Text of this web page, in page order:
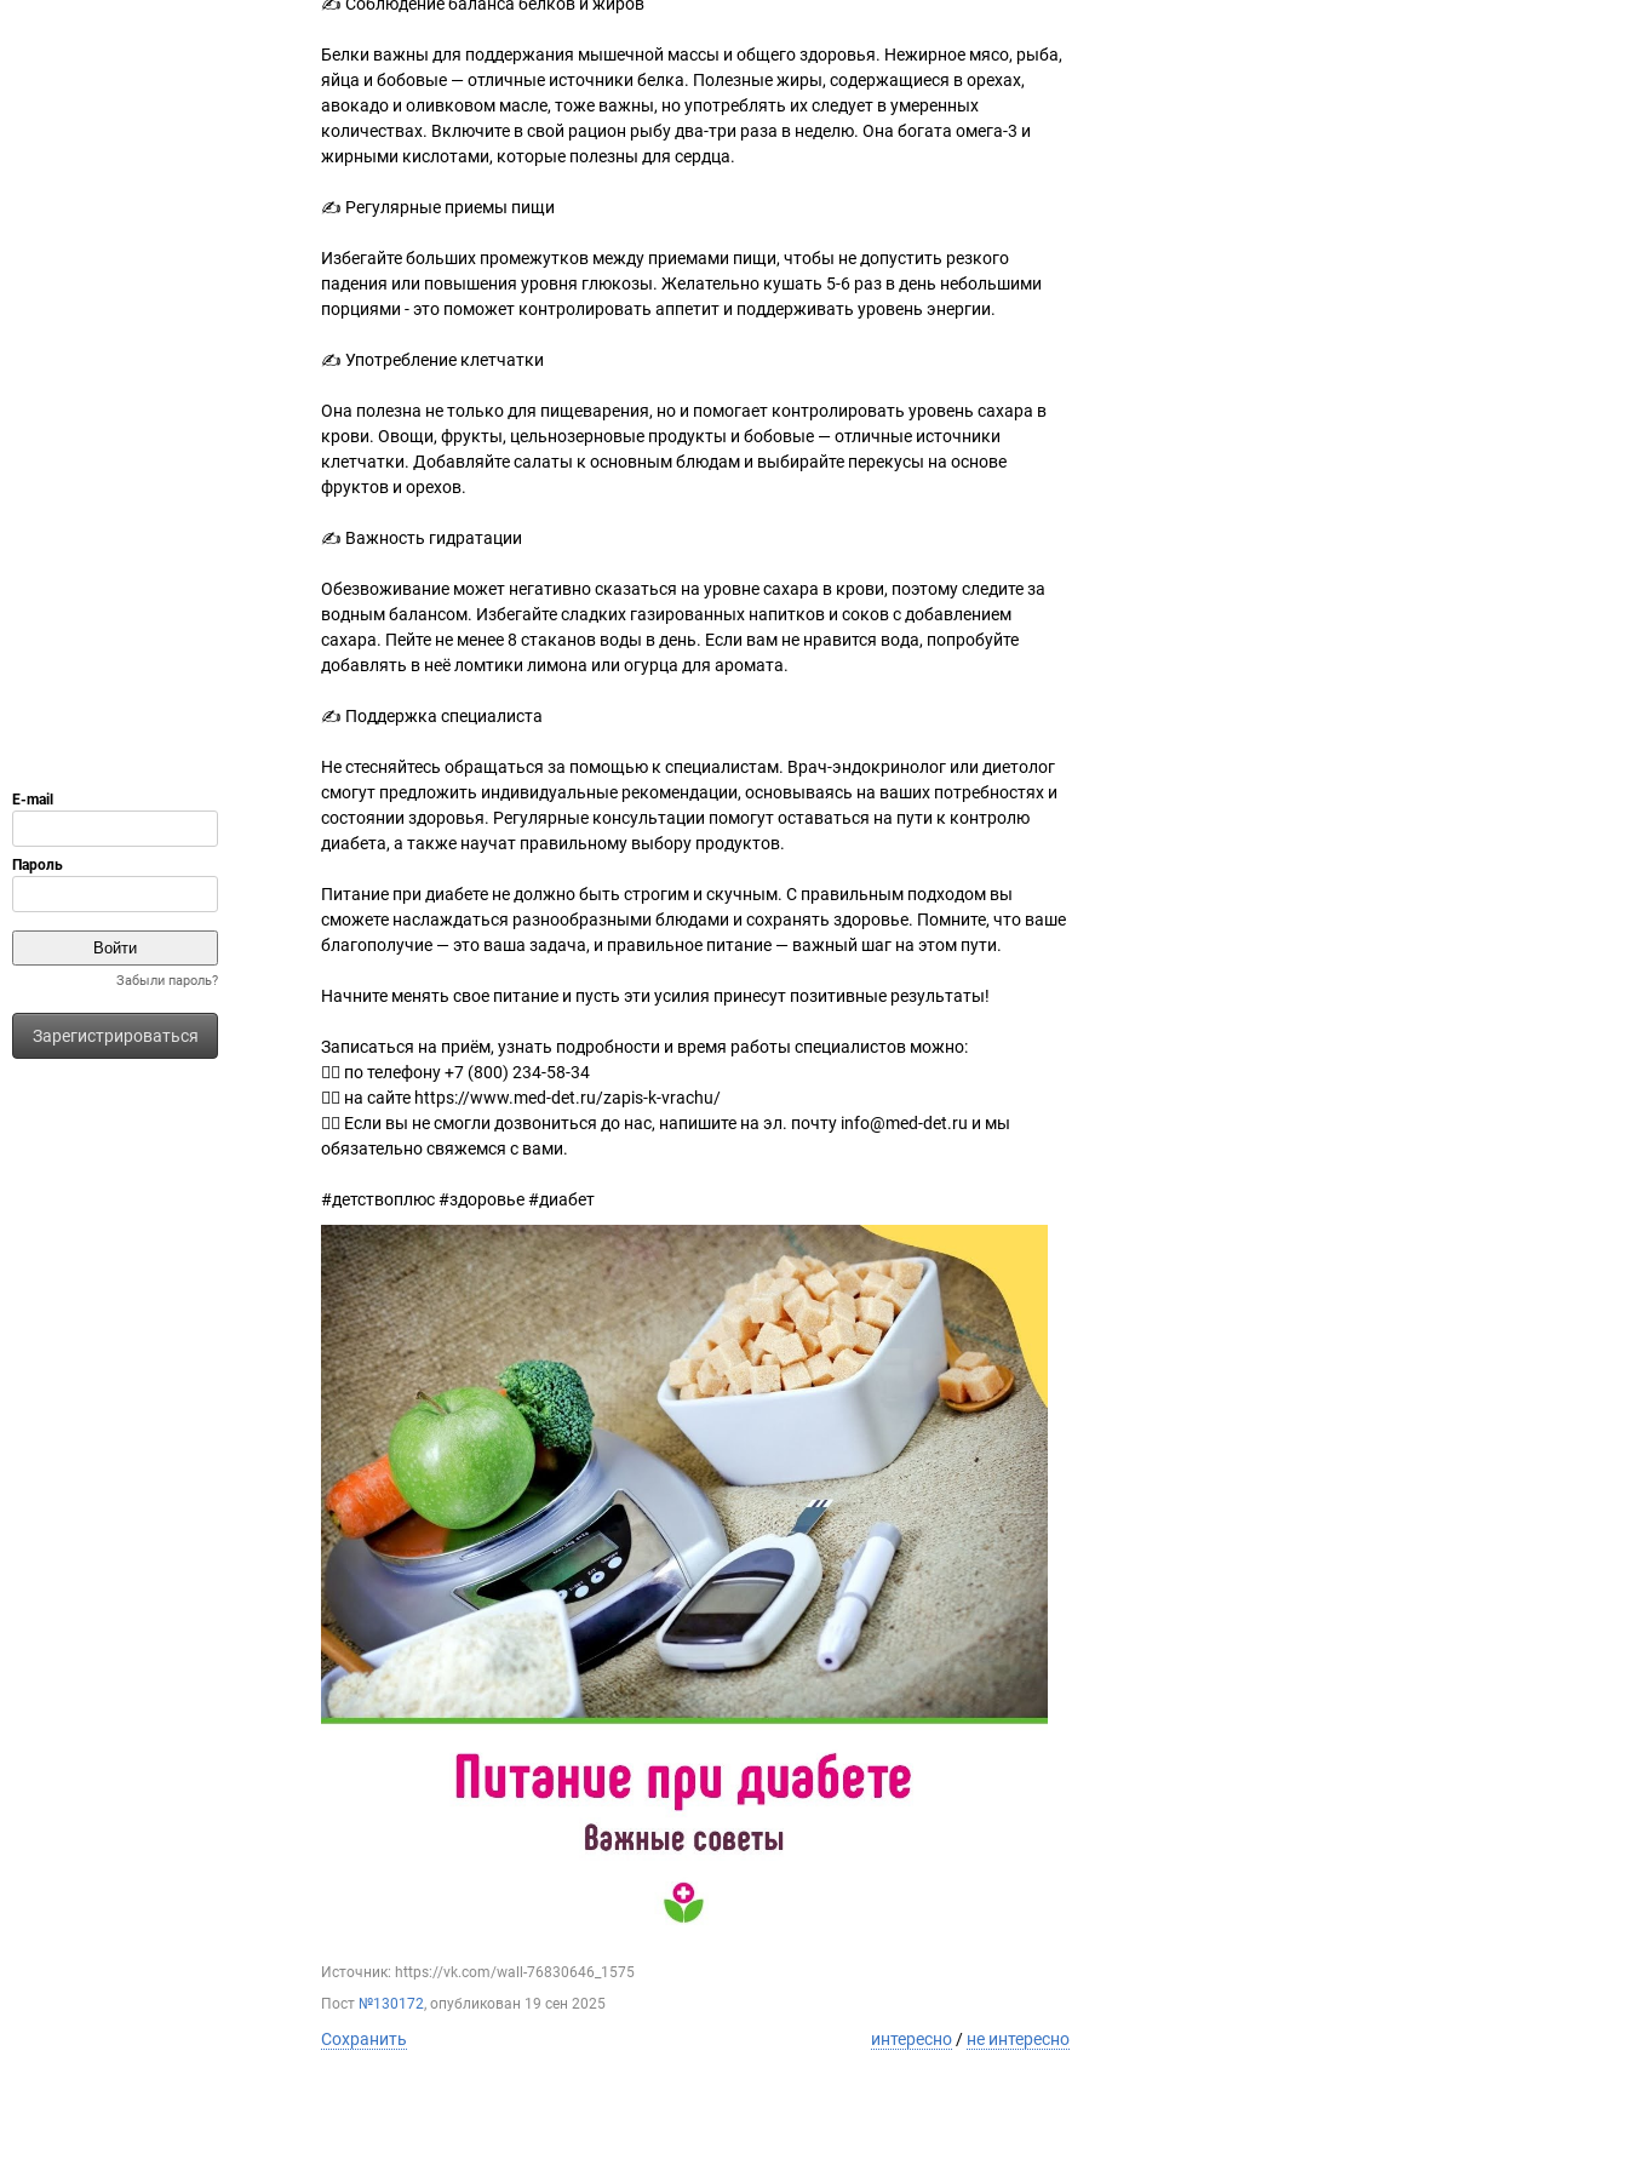
Забыли пароль?
Зарегистрироваться
Белки важны для поддержания мышечной массы и общего здоровья. Нежирное мясо, рыба,
яйца и бобовые — отличные источники белка. Полезные жиры, содержащиеся в орехах,
авокадо и оливковом масле, тоже важны, но употреблять их следует в умеренных
количествах. Включите в свой рацион рыбу два-три раза в неделю. Она богата омега-3 и
жирными кислотами, которые полезны для сердца.
✍ Регулярные приемы пищи
Избегайте больших промежутков между приемами пищи, чтобы не допустить резкого
падения или повышения уровня глюкозы. Желательно кушать 5-6 раз в день небольшими
порциями - это поможет контролировать аппетит и поддерживать уровень энергии.
✍ Употребление клетчатки
Она полезна не только для пищеварения, но и помогает контролировать уровень сахара в
крови. Овощи, фрукты, цельнозерновые продукты и бобовые — отличные источники
клетчатки. Добавляйте салаты к основным блюдам и выбирайте перекусы на основе
фруктов и орехов.
✍ Важность гидратации
Обезвоживание может негативно сказаться на уровне сахара в крови, поэтому следите за
водным балансом. Избегайте сладких газированных напитков и соков с добавлением
сахара. Пейте не менее 8 стаканов воды в день. Если вам не нравится вода, попробуйте
добавлять в неё ломтики лимона или огурца для аромата.
✍ Поддержка специалиста
Не стесняйтесь обращаться за помощью к специалистам. Врач-эндокринолог или диетолог
смогут предложить индивидуальные рекомендации, основываясь на ваших потребностях и
состоянии здоровья. Регулярные консультации помогут оставаться на пути к контролю
диабета, а также научат правильному выбору продуктов.
Питание при диабете не должно быть строгим и скучным. С правильным подходом вы
сможете наслаждаться разнообразными блюдами и сохранять здоровье. Помните, что ваше
благополучие — это ваша задача, и правильное питание — важный шаг на этом пути.
Начните менять свое питание и пусть эти усилия принесут позитивные результаты!
Записаться на приём, узнать подробности и время работы специалистов можно:
✍🏻 по телефону +7 (800) 234-58-34
✍🏻 на сайте https://www.med-det.ru/zapis-k-vrachu/
✍🏻 Если вы не смогли дозвониться до нас, напишите на эл. почту info@med-det.ru и мы
обязательно свяжемся с вами.
#детствоплюс #здоровье #диабет
Источник: https://vk.com/wall-76830646_1575
Пост №130172, опубликован 19 сен 2025
Сохранить интересно / не интересно